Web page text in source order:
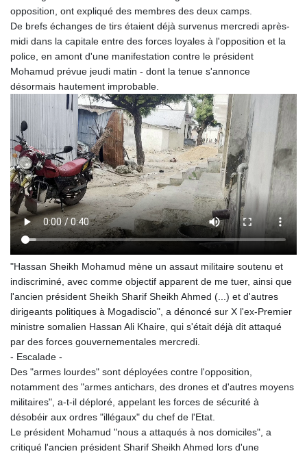
opposition, ont expliqué des membres des deux camps.
De brefs échanges de tirs étaient déjà survenus mercredi après-
midi dans la capitale entre des forces loyales à l'opposition et la
police, en amont d'une manifestation contre le président
Mohamud prévue jeudi matin - dont la tenue s'annonce
désormais hautement improbable.
"Hassan Sheikh Mohamud mène un assaut militaire soutenu et
indiscriminé, avec comme objectif apparent de me tuer, ainsi que
l'ancien président Sheikh Sharif Sheikh Ahmed (...) et d'autres
dirigeants politiques à Mogadiscio", a dénoncé sur X l'ex-Premier
ministre somalien Hassan Ali Khaire, qui s'était déjà dit attaqué
par des forces gouvernementales mercredi.
- Escalade -
Des "armes lourdes" sont déployées contre l'opposition,
notamment des "armes antichars, des drones et d'autres moyens
militaires", a-t-il déploré, appelant les forces de sécurité à
désobéir aux ordres "illégaux" du chef de l'Etat.
Le président Mohamud "nous a attaqués à nos domiciles", a
critiqué l'ancien président Sharif Sheikh Ahmed lors d'une